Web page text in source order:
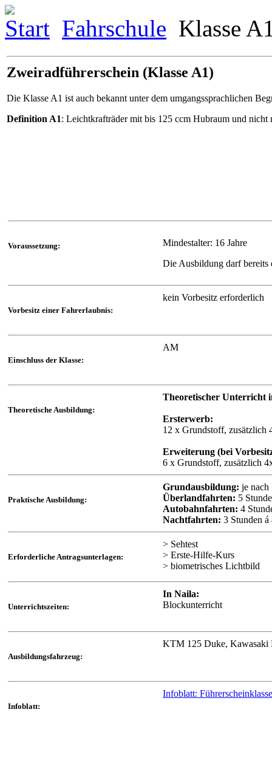
Start Fahrschule Klasse
Zweiradführerschein (Klasse A1)
Die Klasse A1 ist auch bekannt unter dem umgangssprachlichen
Definition A1: Leichtkrafträder mit bis 125 ccm Hubraum und
Voraussetzung:
Mindestalter: 16 Jahre
Die Ausbildung darf bereits
Vorbesitz einer Fahrerlaubnis:
kein Vorbesitz erforderlich
Einschluss der Klasse:
AM
Theoretische Ausbildung:
Theoretischer Unterricht
Ersterwerb:
12 x Grundstoff, zusätzlich
Erweiterung (bei
6 x Grundstoff, zusätzlich
Praktische Ausbildung:
Grundausbildung: je nach
Überlandfahrten: 5
Autobahnfahrten: 4
Nachtfahrten: 3 Stunden
Erforderliche Antragsunterlagen:
> Sehtest
> Erste-Hilfe-Kurs
> biometrisches Lichtbild
Unterrichtszeiten:
In Naila:
Blockunterricht
Ausbildungsfahrzeug:
KTM 125 Duke, Kawasaki
Infoblatt:
Infoblatt: